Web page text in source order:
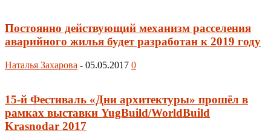
Постоянно действующий механизм расселения
аварийного жилья будет разработан к 2019 году
Наталья Захарова - 05.05.2017 0
15-й Фестиваль «Дни архитектуры» прошёл в
рамках выставки YugBuild/WorldBuild
Krasnodar 2017